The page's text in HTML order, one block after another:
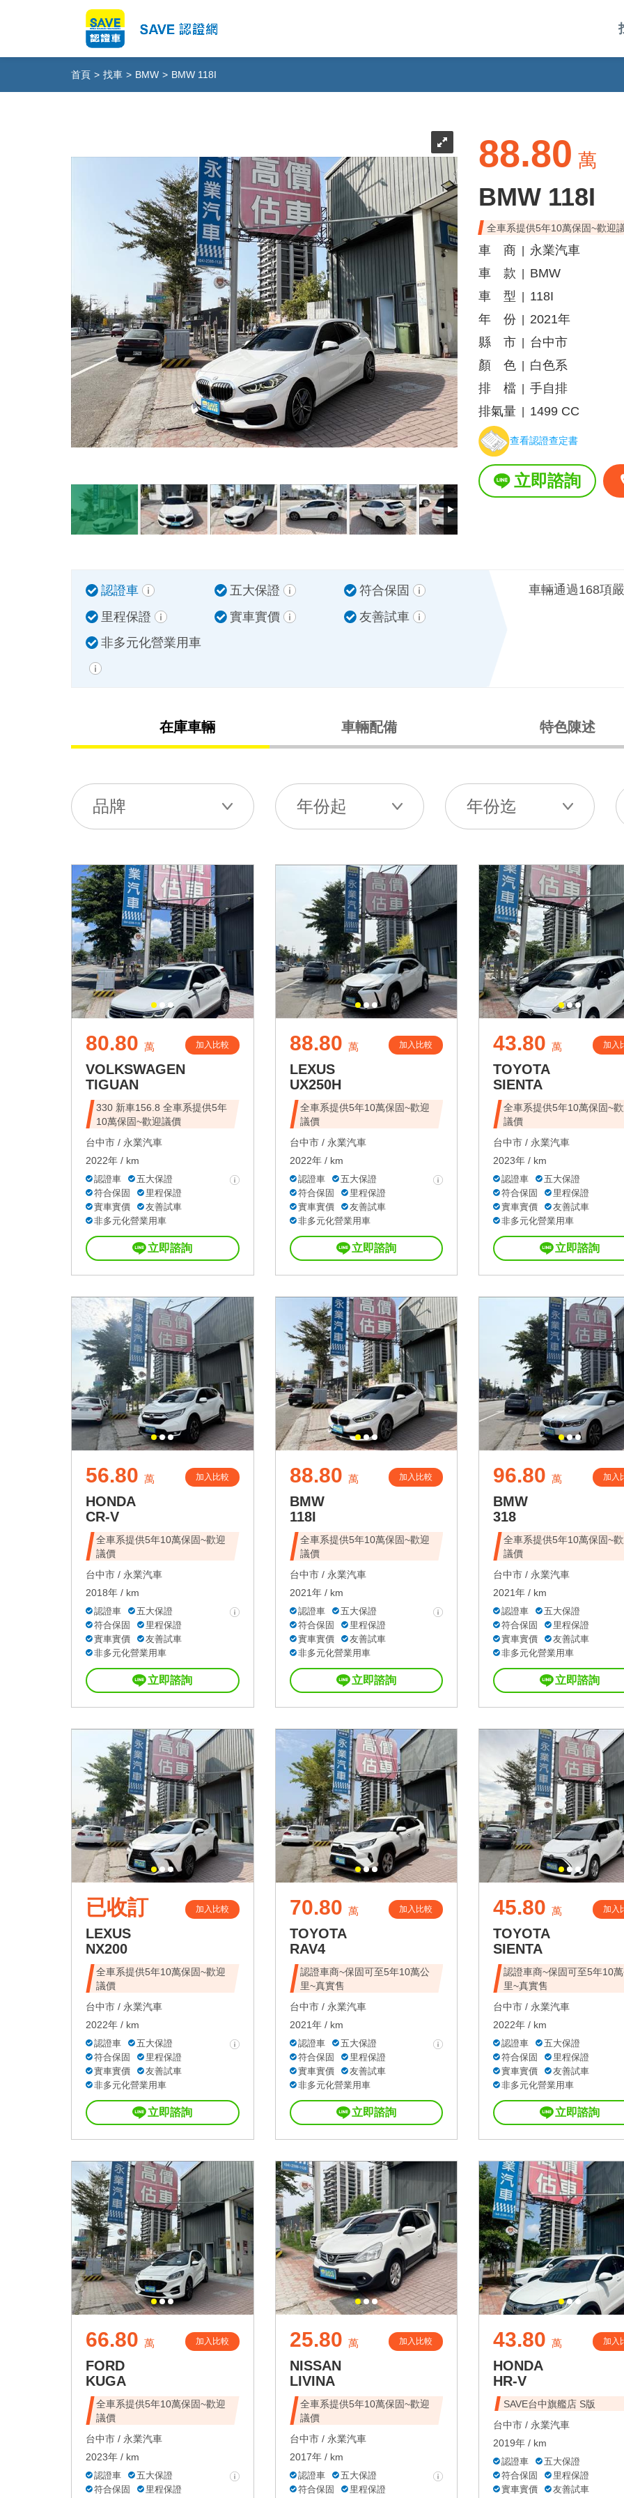
首頁 > 找車 > BMW > BMW 118I
88.80 萬
BMW 118I
全車系提供5年10萬保固~歡迎
車 商
永業汽車
車 款
BMW
車 型
118I
年 份
2021年
縣 市
台中市
顏 色
白色系
排 檔
手自排
排氣量
1499 CC
查看認證查定書
立即諮詢
認證車 五大保證
符合保固
里程保證
實車實價
友善試車
非多元化營業用車
車輛通過168項
在庫車輛 車輛配備 特色陳述
80.80 萬 加入比較
VOLKSWAGEN
TIGUAN
330 新車156.8 全車系提供5年
10萬保固~歡迎議價
台中市 / 永業汽車
2022年 / km
認證車
五大保證
符合保固
里程保證
實車實價
友善試車
非多元化營業用車
立即諮詢
88.80 萬 加入比較
LEXUS
UX250H
全車系提供5年10萬保固~歡迎
議價
台中市 / 永業汽車
2022年 / km
認證車
五大保證
符合保固
里程保證
實車實價
友善試車
非多元化營業用車
立即諮詢
43.80 萬 加入
TOYOTA
SIENTA
全車系提供5年10萬保固~
議價
台中市 / 永業汽車
2023年 / km
認證車
五大保證
符合保固
里程保證
實車實價
友善試車
非多元化營業用車
立即諮詢
56.80 萬 加入比較
HONDA
CR-V
全車系提供5年10萬保固~歡迎
議價
台中市 / 永業汽車
2018年 / km
認證車
五大保證
符合保固
里程保證
實車實價
友善試車
非多元化營業用車
立即諮詢
88.80 萬 加入比較
BMW
118I
全車系提供5年10萬保固~歡迎
議價
台中市 / 永業汽車
2021年 / km
認證車
五大保證
符合保固
里程保證
實車實價
友善試車
非多元化營業用車
立即諮詢
96.80 萬 加入
BMW
318
全車系提供5年10萬保固~
議價
台中市 / 永業汽車
2021年 / km
認證車
五大保證
符合保固
里程保證
實車實價
友善試車
非多元化營業用車
立即諮詢
已收訂 加入比較
LEXUS
NX200
全車系提供5年10萬保固~歡迎
議價
台中市 / 永業汽車
2022年 / km
認證車
五大保證
符合保固
里程保證
實車實價
友善試車
非多元化營業用車
立即諮詢
70.80 萬 加入比較
TOYOTA
RAV4
認證車商~保固可至5年10萬公
里~真實售
台中市 / 永業汽車
2021年 / km
認證車
五大保證
符合保固
里程保證
實車實價
友善試車
非多元化營業用車
立即諮詢
45.80 萬 加入
TOYOTA
SIENTA
認證車商~保固可至5年10
里~真實售
台中市 / 永業汽車
2022年 / km
認證車
五大保證
符合保固
里程保證
實車實價
友善試車
非多元化營業用車
立即諮詢
66.80 萬 加入比較
FORD
KUGA
全車系提供5年10萬保固~歡迎
議價
台中市 / 永業汽車
2023年 / km
認證車
五大保證
符合保固
里程保證
25.80 萬 加入比較
NISSAN
LIVINA
全車系提供5年10萬保固~歡迎
議價
台中市 / 永業汽車
2017年 / km
認證車
五大保證
符合保固
里程保證
43.80 萬 加入
HONDA
HR-V
SAVE台中旗艦店 S版
台中市 / 永業汽車
2019年 / km
認證車
五大保證
符合保固
里程保證
實車實價
友善試車